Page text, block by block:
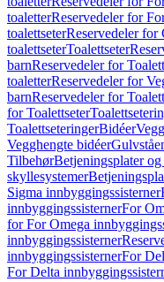
toaletterReservedeler for
toalettseterReservedeler for
toalettseterToalettseter
barnReservedeler for
toaletterReservedeler for
barnReservedeler for
for Toalettseter
ToalettseteringerBidéer
Vegghengte bidéer
TilbehørBetjeningsplater
skyllesystemer
Sigma innbyggingssisterner
innbyggingssisternerFor
for For Omega
innbyggingssisterner
innbyggingssisternerFor
For Delta